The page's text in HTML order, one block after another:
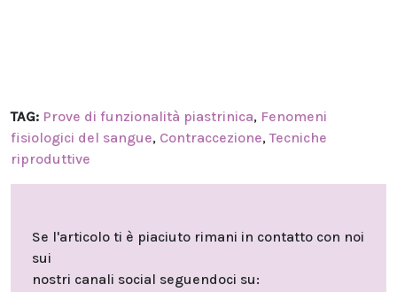
TAG: Prove di funzionalità piastrinica, Fenomeni
fisiologici del sangue, Contraccezione,Tecniche
riproduttive
Se l'articolo ti è piaciuto rimani in contatto con noi
sui
nostri canali social seguendoci su: